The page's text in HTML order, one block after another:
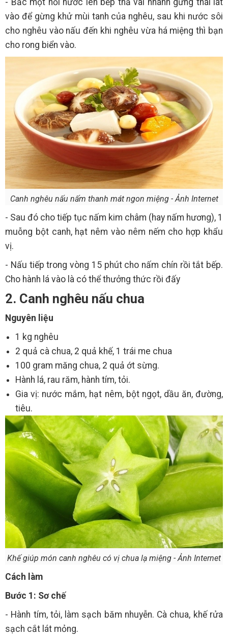
vào để gừng khử mùi tanh của nghêu, sau khi nước sôi
cho nghêu vào nấu đến khi nghêu vừa há miệng thì bạn
cho rong biển vào.
Canh nghêu nấu nấm thanh mát ngon miệng - Ảnh Internet
- Sau đó cho tiếp tục nấm kim châm (hay nấm hương), 1
muỗng bột canh, hạt nêm vào nêm nếm cho hợp khẩu
vị.
- Nấu tiếp trong vòng 15 phút cho nấm chín rồi tắt bếp.
Cho hành lá vào là có thể thưởng thức rồi đấy
2. Canh nghêu nấu chua
Nguyên liệu
1 kg nghêu
2 quả cà chua, 2 quả khế, 1 trái me chua
100 gram măng chua, 2 quả ớt sừng.
Hành lá, rau răm, hành tím, tỏi.
Gia vị: nước mắm, hạt nêm, bột ngọt, dầu ăn, đường,
tiêu.
Khế giúp món canh nghêu có vị chua lạ miệng - Ảnh Internet
Cách làm
Bước 1: Sơ chế
- Hành tím, tỏi, làm sạch băm nhuyễn. Cà chua, khế rửa
sạch cắt lát mỏng.